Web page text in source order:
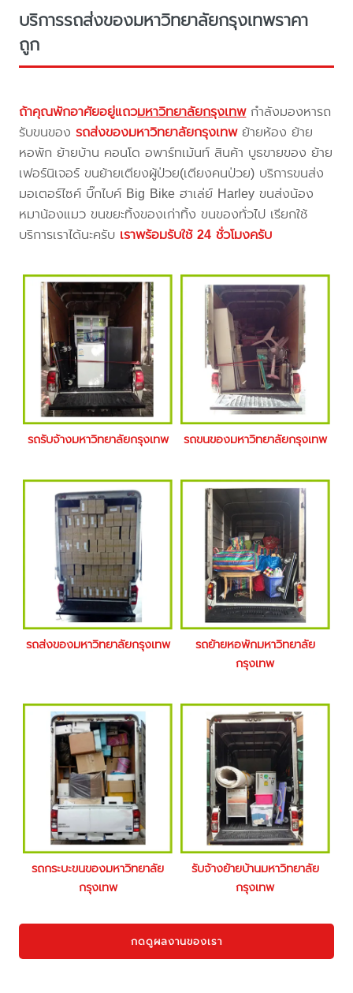
บริการรถส่งของมหาวิทยาลัยกรุงเทพราคา
ถูก
ถ้าคุณพักอาศัยอยู่แถวมหาวิทยาลัยกรุงเทพกำลังมองหารถ
รับขนของรถส่งของมหาวิทยาลัยกรุงเทพย้ายห้อง ย้าย
หอพัก ย้ายบ้าน คอนโด อพาร์ทเม้นท์ สินค้า บูธขายของ ย้าย
เฟอร์นิเจอร์ ขนย้ายเตียงผู้ป่วย(เตียงคนป่วย) บริการขนส่ง
มอเตอร์ไซค์ บิ๊กไบค์ Big Bike ฮาเล่ย์ Harley ขนส่งน้อง
หมาน้องแมว ขนขยะทิ้งของเก่าทิ้ง ขนของทั่วไป เรียกใช้
บริการเราได้นะครับ เราพร้อมรับใช้ 24 ชั่วโมงครับ
รถรับจ้างมหาวิทยาลัยกรุงเทพ รถขนของมหาวิทยาลัยกรุงเทพ
รถส่งของมหาวิทยาลัยกรุงเทพ
รถย้ายหอพักมหาวิทยาลัย
กรุงเทพ
รถกระบะขนของมหาวิทยาลัย
กรุงเทพ
รับจ้างย้ายบ้านมหาวิทยาลัย
กรุงเทพ
กดดูผลงานของเรา